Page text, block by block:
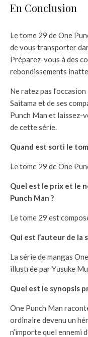
En Conclusion
Le tome 29 de One
de vous transporter
Préparez-vous à des
rebondissements
Ne ratez pas
Saitama et de ses
Punch Man et laissez-
de cette série.
Quand est sorti le
Le tome 29 de One
Quel est le prix et le
Punch Man ?
Le tome 29 est
Qui est l’auteur de la
La série de mangas
illustrée par Yūsuke
Quel est le synopsis
One Punch Man
ordinaire devenu un
n’importe quel ennemi